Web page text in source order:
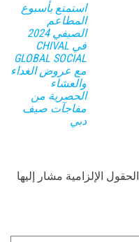
استمتع بأسبوع
المطاعم
الصيفي 2024
في CHIVAL
GLOBAL SOCIAL
مع عروض الغداء
والعشاء
الحصرية من
مفاجآت صيف
دبي
الحقول الإلزامية مشار إليها